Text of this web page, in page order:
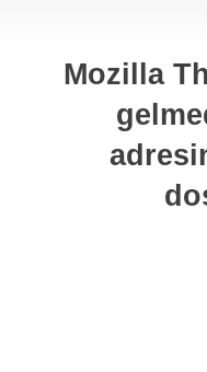
Mozilla